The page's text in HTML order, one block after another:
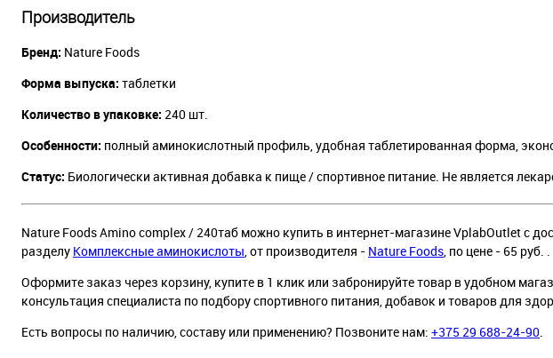
Производитель
Бренд: Nature Foods
Форма выпуска: таблетки
Количество в упаковке: 240 шт.
Особенности: полный аминокислотный профиль, удобная таблетированная форма,
Статус: Биологически активная добавка к пище / спортивное питание. Не является
Nature Foods Amino complex / 240таб можно купить в интернет-магазине VplabOutlet с
разделу Комплексные аминокислоты, от производителя - Nature Foods, по цене - 65 руб. .
Оформите заказ через корзину, купите в 1 клик или забронируйте товар в удобном
консультация специалиста по подбору спортивного питания, добавок и товаров для
Есть вопросы по наличию, составу или применению? Позвоните нам: +375 29 688-24-90.